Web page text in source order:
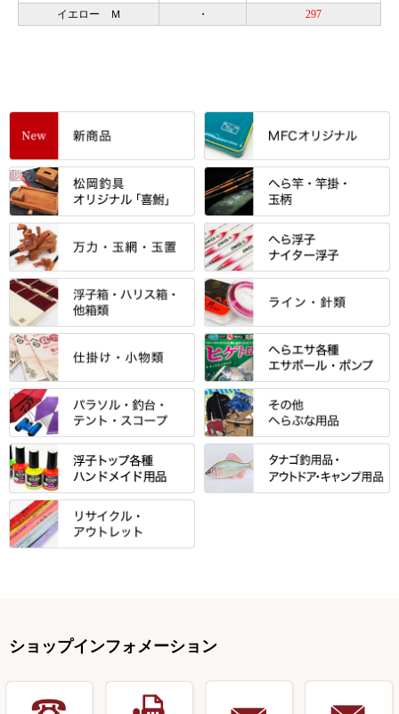
イエロー Ｍ
・ 297
すべて
「雅（みやび）」シリーズ・エ
ントＰＬＵＳシリーズ
エントラント・ＳＰＷシリーズ
スモールクロコダイルシリーズ
エクセーヌ・スエードシリーズ
バッグ・小物ケース・ワッペン
クッション・シート・スカー
ト・エプロン
保護ケース
アクリルシリーズ・アクセサリ
すべて
「至高」シリーズ
万力付お膳
クワセ皿・コブ皿・角皿
浮子筒・浮子箱・ハリス箱・玉
ノ柄スタンド
小物箱・うどん箱・うどん皿
ハサミケース
カウンター
針外し・糸ほどき
すべて
シマノ
ダイワ
がまかつ
サクラ・NISSIN・合成竿・他
光竹作 カーボン竿掛・玉ノ柄
匠絆・かちどき・旋（めぐ
る）・千望・千尋・悠月・その
他
すべて
当店オリジナル「勝俊」作
光竹 製品
松村作（万力）
松村作（先受・その他）
万久作
岐山 製品
逍遥（しょうよう）
玉網（高級品）
すべて
忠相・一志
昴 ・TOMO
りきや ・ 大祐
心也・士天・狂鬼
伊吹 ・ SATTO
KEN∑HI【ケンシ】
すべて
金鯱 シリーズ
浮子箱
浮子立て・浮子筒
ハリスケース
仕掛箱・小物箱
ハリスメジャー系
すべて
東レ・ラーヂ
サンライン ・ ダン
鬼掛・MARUTO
すべて
ウキ止めストッパー・糸・チュ
ーブ
ウキゴム 遊動式
松葉仕掛用
底取りアイテム
すべて
マルキュー 麩系
マルキュー その他
ポンプ絞り器・ポンプ類
すべて
パラソル
テント
リーズ
釣台 釣宝・その他
すべて
バック＆ロッドケース
すべて
浮子用素材
塗料用 筆
装飾品
リサイクル 竹竿（～19,999円）
リサイクル 竹竿（深山）
ショップインフォメーション